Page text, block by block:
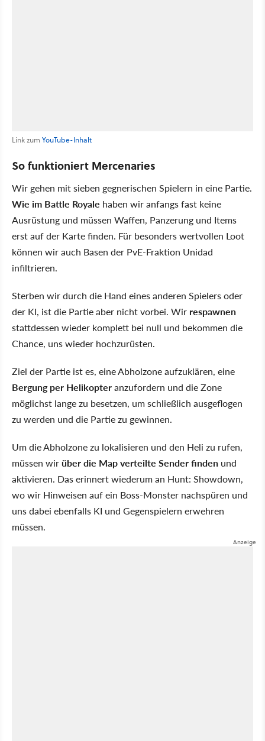
Link zum YouTube-Inhalt
So funktioniert Mercenaries
Wir gehen mit sieben gegnerischen Spielern in eine Partie.
Wie im Battle Royale haben wir anfangs fast keine
Ausrüstung und müssen Waffen, Panzerung und Items
erst auf der Karte finden. Für besonders wertvollen Loot
können wir auch Basen der PvE-Fraktion Unidad
infiltrieren.
Sterben wir durch die Hand eines anderen Spielers oder
der KI, ist die Partie aber nicht vorbei. Wir respawnen
stattdessen wieder komplett bei null und bekommen die
Chance, uns wieder hochzurüsten.
Ziel der Partie ist es, eine Abholzone aufzuklären, eine
Bergung per Helikopteranzufordern und die Zone
möglichst lange zu besetzen, um schließlich ausgeflogen
zu werden und die Partie zu gewinnen.
Um die Abholzone zu lokalisieren und den Heli zu rufen,
müssen wirüber die Map verteilte Sender finden und
aktivieren. Das erinnert wiederum an Hunt: Showdown,
wo wir Hinweisen auf ein Boss-Monster nachspüren und
uns dabei ebenfalls KI und Gegenspielern erwehren
müssen.